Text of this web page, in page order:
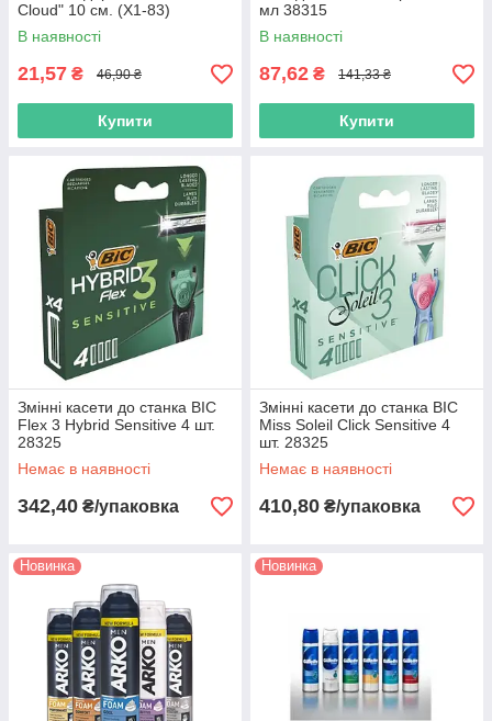
Cloud" 10 см. (Х1-83)
В наявності
21,57 ₴ 46,90 ₴
Купити
мл 38315
В наявності
87,62 ₴ 141,33 ₴
Купити
Змінні касети до станка BIC
Flex 3 Hybrid Sensitive 4 шт.
28325
Немає в наявності
342,40 ₴/упаковка
Змінні касети до станка BIC
Miss Soleil Click Sensitive 4
шт. 28325
Немає в наявності
410,80 ₴/упаковка
Новинка Новинка